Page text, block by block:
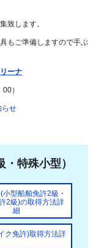
致します。
もご準備しますので手ぶ
ーナ
）
らせ
特殊小型）
型船舶免許2級・
2級)の取得方法詳
細
ク免許)取得方法詳